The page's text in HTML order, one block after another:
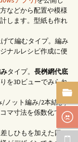
などから配置や模様
します。型紙も作れ
て編むタイプ。編み
ナルレシピ作成に便
タイプ。 長桝網代底
を3Dビューでみられ
/ノット編み/2本結び)
マ寸法を係数化でき
しひもを加えた四つ